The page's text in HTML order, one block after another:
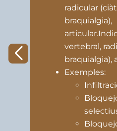
radicular
braquialgia),
vertebral,
braquialgia),
Exemples: